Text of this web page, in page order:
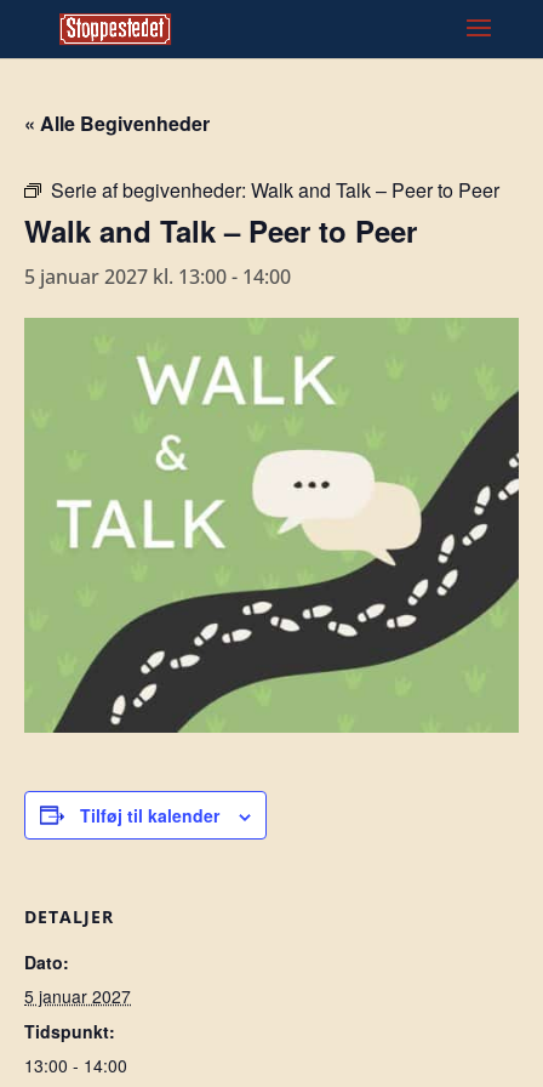
« Alle Begivenheder
Serie af begivenheder: Walk and Talk – Peer to Peer
Walk and Talk – Peer to Peer
5 januar 2027 kl. 13:00- 14:00
Tilføj til kalender
DETALJER
Dato:
5 januar 2027
Tidspunkt:
13:00 - 14:00